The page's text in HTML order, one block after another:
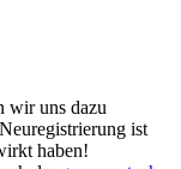
wir uns dazu
ist
haben!